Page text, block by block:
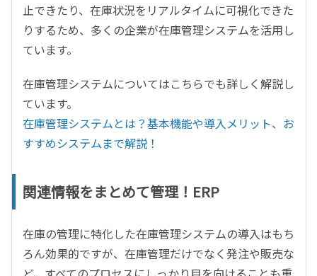
止できたり、在庫状況をリアルタイムに可視化できた
りするため、多くの企業が在庫管理システムを活用し
ています。
在庫管理システムについてはこちらでも詳しく解説し
ています。
在庫管理システムとは？基本機能や導入メリット、お
すすめシステムまで解説！
関連情報をまとめて管理！ERP
在庫の管理に特化した在庫管理システムの導入はもち
ろん効果的ですが、在庫管理だけでなく発注や販売な